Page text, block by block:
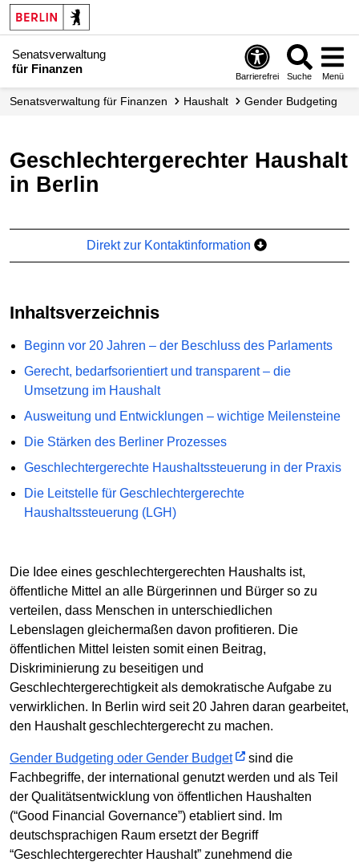
Senatsverwaltung
für Finanzen
Barrierefrei Suche Menü
Senats­verwaltung für Finanzen Haushalt Gender Budgeting
Geschlechtergerechter Haushalt
in Berlin
Direkt zur Kontaktinformation
Inhaltsverzeichnis
Beginn vor 20 Jahren – der Beschluss des Parlaments
Gerecht, bedarfsorientiert und transparent – die
Umsetzung im Haushalt
Ausweitung und Entwicklungen – wichtige Meilensteine
Die Stärken des Berliner Prozesses
Geschlechtergerechte Haushaltssteuerung in der Praxis
Die Leitstelle für Geschlechtergerechte
Haushaltssteuerung (LGH)
Die Idee eines geschlechtergerechten Haushalts ist,
öffentliche Mittel an alle Bürgerinnen und Bürger so zu
verteilen, dass Menschen in unterschiedlichen
Lebenslagen gleichermaßen davon profitieren. Die
öffentlichen Mittel leisten somit einen Beitrag,
Diskriminierung zu beseitigen und
Geschlechtergerechtigkeit als demokratische Aufgabe zu
verwirklichen. In Berlin wird seit 20 Jahren daran gearbeitet,
den Haushalt geschlechtergerecht zu machen.
Gender Budgeting oder Gender Budget
sind die
Fachbegriffe, der international genutzt werden und als Teil
der Qualitätsentwicklung von öffentlichen Haushalten
(“Good Financial Governance”) etabliert sind. Im
deutschsprachigen Raum ersetzt der Begriff
“Geschlechtergerechter Haushalt” zunehmend die